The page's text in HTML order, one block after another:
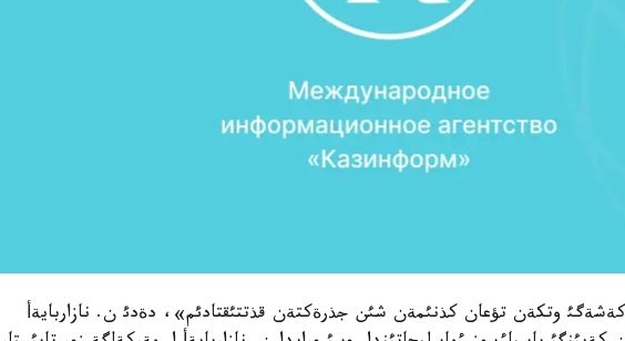
وتكةن تؤعان كذنئمةن شئن جذرةكتةن قذتتئقتادئم»، دةدئ ن. نازاربايةأ